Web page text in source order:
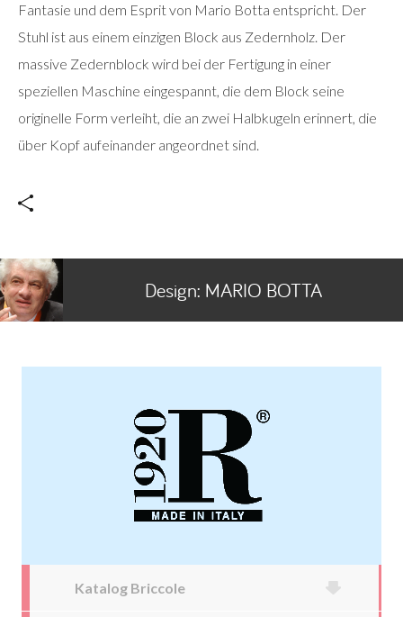
Fantasie und dem Esprit von Mario Botta entspricht. Der
Stuhl ist aus einem einzigen Block aus Zedernholz. Der
massive Zedernblock wird bei der Fertigung in einer
speziellen Maschine eingespannt, die dem Block seine
originelle Form verleiht, die an zwei Halbkugeln erinnert, die
über Kopf aufeinander angeordnet sind.
Design: MARIO BOTTA
Katalog Briccole